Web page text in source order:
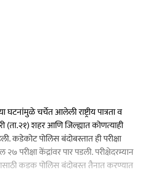
चर्चेत आलेली राष्ट्रीय पात्रता व
(ता.२१) शहर आणि जिल्ह्यात कोणत्‍याही
कडेकोट पोलिस बंदोबस्तात ही परीक्षा
परीक्षा केंद्रांवर पार पडली. परीक्षेदरम्यान
कडक पोलिस बंदोबस्त तैनात करण्यात